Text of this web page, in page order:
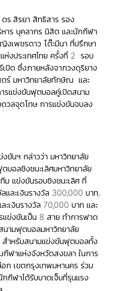
ร.สิรยา สิทธิสาร รอง
าร บุคลากร นิสิต และนักกีฬา
งเพชรดาว โต๊ะมีนา ที่ปรึกษา
ห่งประเทศไทย ครั้งที่ 2 รอบ
ปิด ซึ่งภายหลังจากวงดุริยาง
ตร์ มหาวิทยาลัยทักษิณ และ
แข่งขันฟุตบอลคู่เปิดสนาม
วลจุดโทษ การแข่งขันจบลง
ขันฯ กล่าวว่า มหาวิทยาลัย
อลชิงชนะเลิศมหาวิทยาลัย
ม แข่งขันรอบชิงชนะเลิศ ที่
และเงินรางวัล 300,000 บาท,
เงินรางวัล 70,000 บาท และ
ข่งขันเป็น 8 สาย ทำการฟาด
ามฟุตบอลมหาวิทยาลัย
ำหรับสนามแข่งขันฟุตบอลทั้ง
กีฬาแห่งจังหวัดสงขลา ในการ
ก เขตกรุงเทพมหานคร ร่วม
กีฬาได้รับบาดเจ็บที่รุนแรง